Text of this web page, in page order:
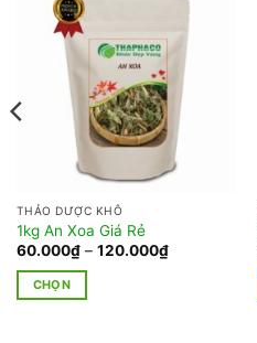
THẢO DƯỢC KHÔ
1kg An Xoa Giá Rẻ
60.000₫ – 120.000₫Khoảng
giá:
CHỌN